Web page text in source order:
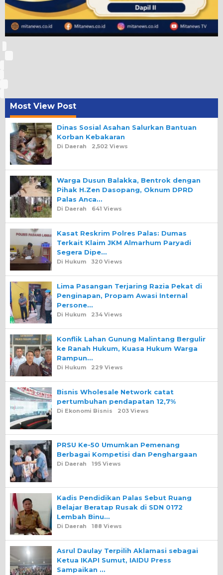
Most View Post
Dinas Sosial Asahan Salurkan Bantuan
Korban Kebakaran
Di Daerah 2,502 Views
Warga Dusun Balakka, Bentrok dengan
Pihak H.Zen Dasopang, Oknum DPRD
Palas Anca…
Di Daerah 641 Views
Kasat Reskrim Polres Palas: Dumas
Terkait Klaim JKM Almarhum Paryadi
Segera Dipe…
Di Hukum 320 Views
Lima Pasangan Terjaring Razia Pekat di
Penginapan, Propam Awasi Internal
Persone…
Di Hukum 234 Views
Konflik Lahan Gunung Malintang Bergulir
ke Ranah Hukum, Kuasa Hukum Warga
Rampun…
Di Hukum 229 Views
Bisnis Wholesale Network catat
pertumbuhan pendapatan 12,7%
Di Ekonomi Bisnis 203 Views
PRSU Ke-50 Umumkan Pemenang
Berbagai Kompetisi dan Penghargaan
Di Daerah 195 Views
Kadis Pendidikan Palas Sebut Ruang
Belajar Beratap Rusak di SDN 0172
Lembah Binu…
Di Daerah 188 Views
Asrul Daulay Terpilih Aklamasi sebagai
Ketua IKAPI Sumut, IAIDU Press
Sampaikan …